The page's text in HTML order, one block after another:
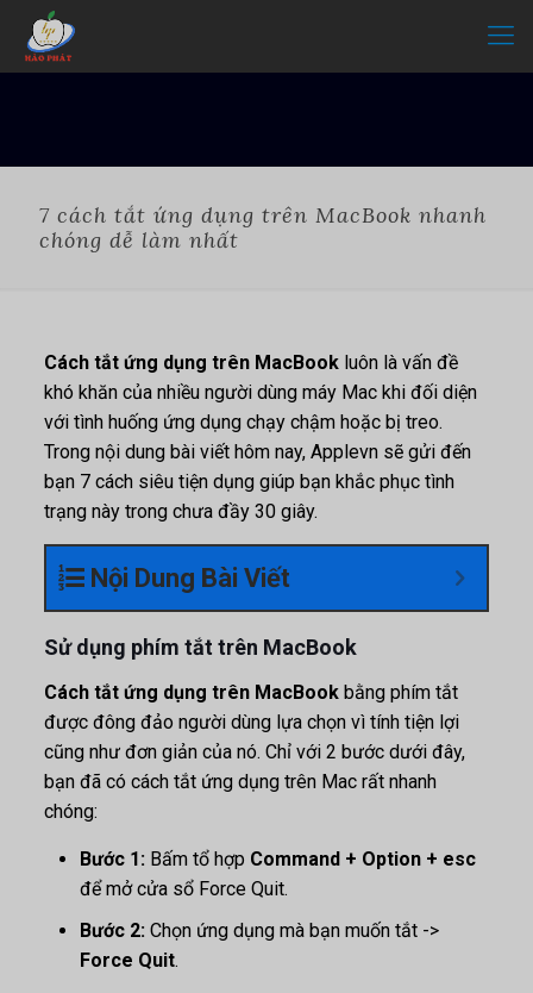
7 cách tắt ứng dụng trên MacBook nhanh
chóng dễ làm nhất
Cách tắt ứng dụng trên MacBookluôn là vấn đề
khó khăn của nhiều người dùng máy Mac khi đối diện
với tình huống ứng dụng chạy chậm hoặc bị treo.
Trong nội dung bài viết hôm nay, Applevn sẽ gửi đến
bạn 7 cách siêu tiện dụng giúp bạn khắc phục tình
trạng này trong chưa đầy 30 giây.
Nội Dung Bài Viết
Sử dụng phím tắt trên MacBook
Cách tắt ứng dụng trên MacBookbằng phím tắt
được đông đảo người dùng lựa chọn vì tính tiện lợi
cũng như đơn giản của nó. Chỉ với 2 bước dưới đây,
bạn đã có cách tắt ứng dụng trên Mac rất nhanh
chóng:
Bước 1: Bấm tổ hợp Command + Option + esc
để mở cửa sổ Force Quit.
Bước 2: Chọn ứng dụng mà bạn muốn tắt ->
Force Quit.